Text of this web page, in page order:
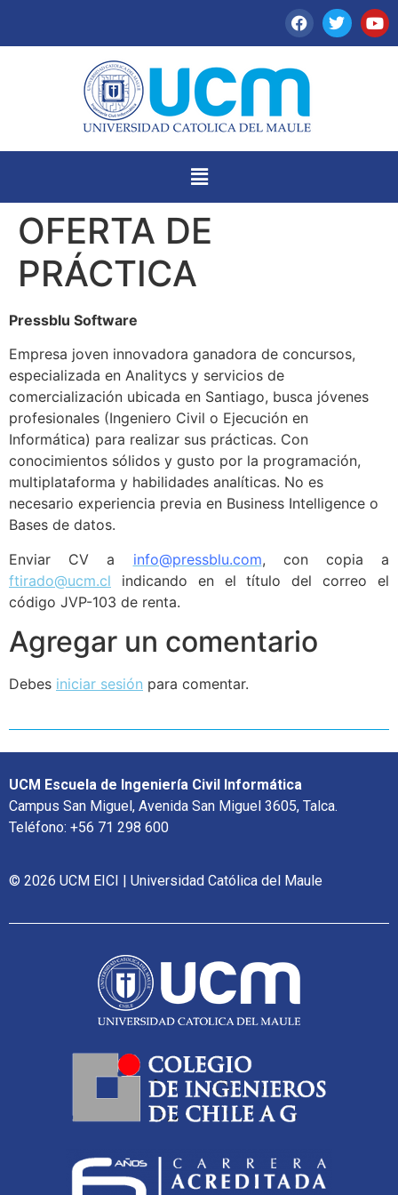
OFERTA DE
PRÁCTICA
Pressblu Software
Empresa joven innovadora ganadora de concursos,
especializada en Analitycs y servicios de
comercialización ubicada en Santiago, busca jóvenes
profesionales (Ingeniero Civil o Ejecución en
Informática) para realizar sus prácticas. Con
conocimientos sólidos y gusto por la programación,
multiplataforma y habilidades analíticas. No es
necesario experiencia previa en Business Intelligence o
Bases de datos.
Enviar CV a info@pressblu.com, con copia a
ftirado@ucm.cl indicando en el título del correo el
código JVP-103 de renta.
Agregar un comentario
Debes iniciar sesión para comentar.
UCM Escuela de Ingeniería Civil Informática
Campus San Miguel, Avenida San Miguel 3605, Talca.
Teléfono: +56 71 298 600
© 2026 UCM EICI | Universidad Católica del Maule